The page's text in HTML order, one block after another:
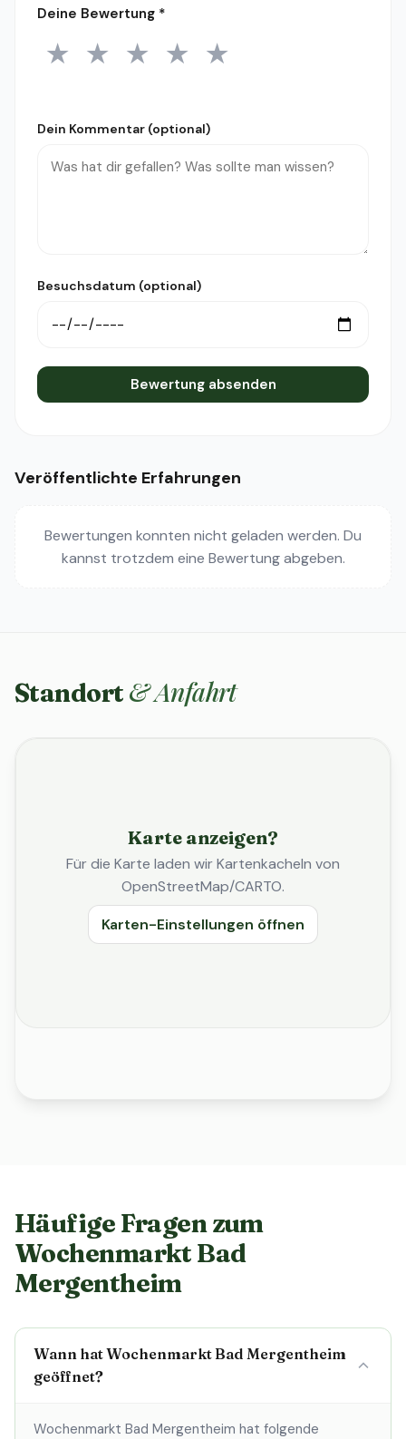
Deine Bewertung *
1 Stern
★ 2 Sterne
★ 3 Sterne
★ 4 Sterne
★ 5 Sterne
★
Dein Kommentar (optional)
Besuchsdatum (optional)
Bewertung absenden
Veröffentlichte Erfahrungen
Bewertungen konnten nicht geladen werden. Du
kannst trotzdem eine Bewertung abgeben.
Standort & Anfahrt
Karte anzeigen?
Für die Karte laden wir Kartenkacheln von
OpenStreetMap/CARTO.
Karten-Einstellungen öffnen
Häufige Fragen zum
Wochenmarkt Bad
Mergentheim
Wann hat Wochenmarkt Bad Mergentheim
geöffnet?
Wochenmarkt Bad Mergentheim hat folgende